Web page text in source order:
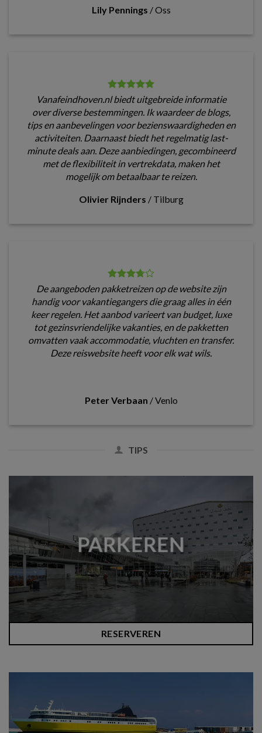
Lily Pennings /Oss
Vanafeindhoven.nl biedt uitgebreide informatie
over diverse bestemmingen. Ik waardeer de blogs,
tips en aanbevelingen voor bezienswaardigheden en
activiteiten. Daarnaast biedt het regelmatig last-
minute deals aan. Deze aanbiedingen, gecombineerd
met de flexibiliteit in vertrekdata, maken het
mogelijk om betaalbaar te reizen.
Olivier Rijnders / Tilburg
De aangeboden pakketreizen op de website zijn
handig voor vakantiegangers die graag alles in één
keer regelen. Het aanbod varieert van budget, luxe
tot gezinsvriendelijke vakanties, en de pakketten
omvatten vaak accommodatie, vluchten en transfer.
Deze reiswebsite heeft voor elk wat wils.
Peter Verbaan /Venlo
TIPS
PARKEREN
RESERVEREN